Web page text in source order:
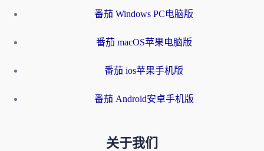
番茄 Windows PC电脑版
番茄 macOS苹果电脑版
番茄 ios苹果手机版
番茄 Android安卓手机版
关于我们